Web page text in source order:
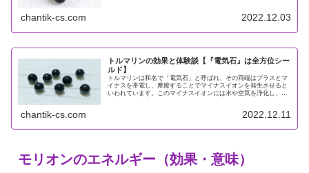
chantik-cs.com 2022.12.03
トルマリンの効果と体験談【『電気石』は全方位シー
ルド】
トルマリンは和名で「電気石」と呼ばれ、その両端はプラスとマ
イナスを帯電し、摩擦することでマイナスイオンを発生させると
いわれています。このマイナスイオンには水や空気を浄化し、心
chantik-cs.com 2022.12.11
モリオンのエネルギー（効果・意味）